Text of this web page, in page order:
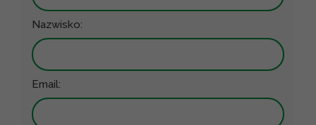
Nazwisko:
Email: